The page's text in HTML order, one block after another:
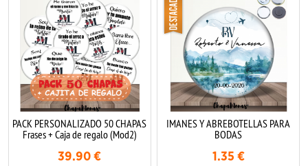
PACK PERSONALIZADO 50 CHAPAS
Frases + Caja de regalo (Mod2)
39.90 €
IMANES Y ABREBOTELLAS PARA
BODAS
1.35 €